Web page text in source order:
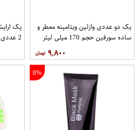
پک دو عددی وازلین ویتامینه معطر و
ساده سورفین حجم 170 میلی لیتر
۹,۸۰۰
2 عددی
8%